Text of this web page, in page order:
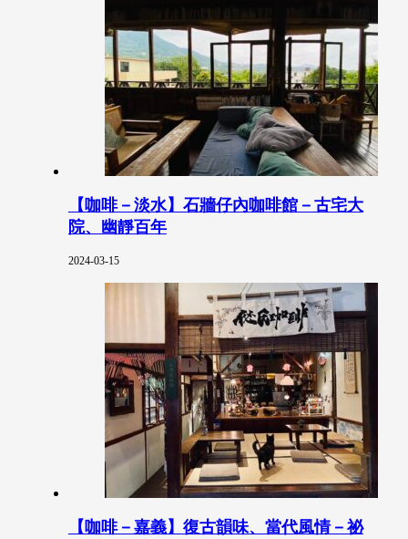
【咖啡－淡水】石牆仔內咖啡館－古宅大
院、幽靜百年
2024-03-15
【咖啡－嘉義】復古韻味、當代風情－祕